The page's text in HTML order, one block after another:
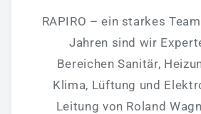
RAPIRO – ein starkes
Jahren sind wir
Bereichen Sanitär,
Klima, Lüftung und
Leitung von Roland